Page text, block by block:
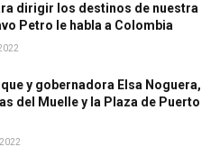
dirigir los destinos de nuestra
Petro le habla a Colombia
y gobernadora Elsa Noguera,
del Muelle y la Plaza de Puerto